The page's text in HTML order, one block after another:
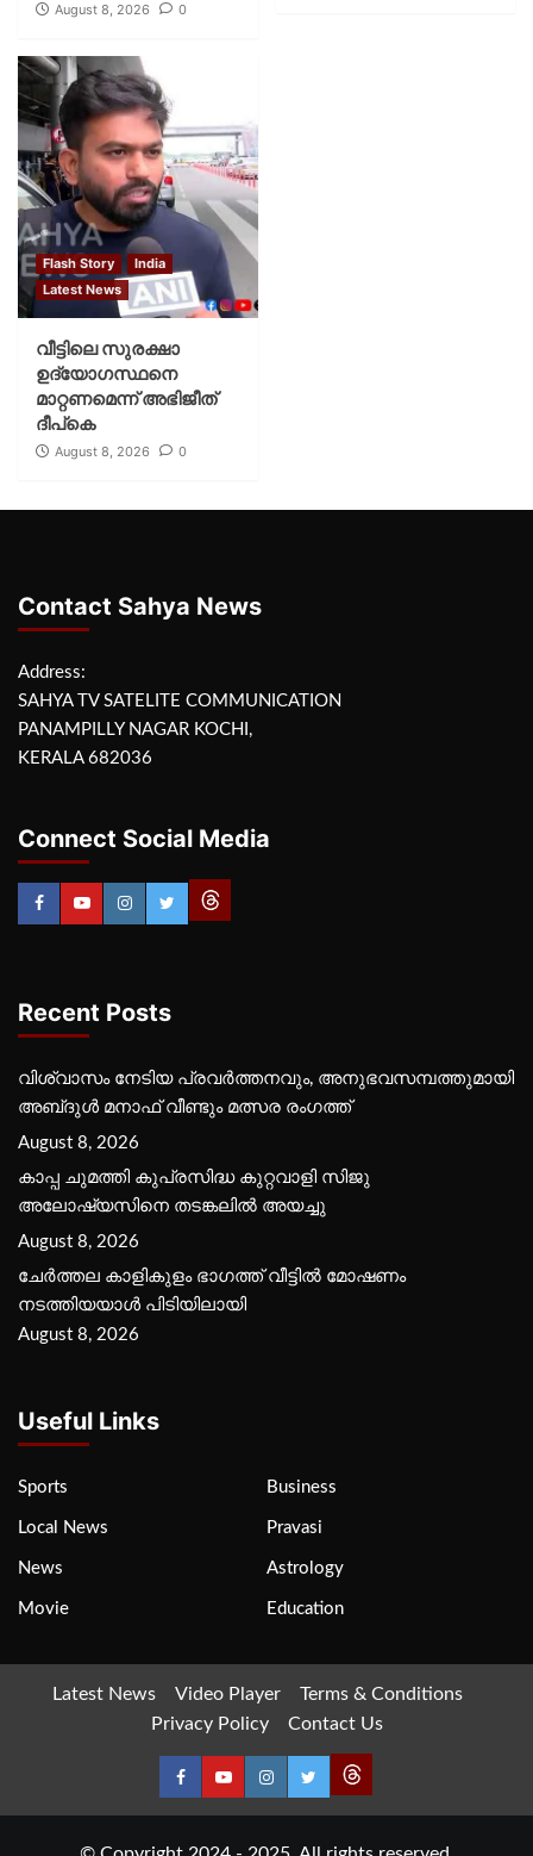
August 8, 2026 0
Flash Story
India
Latest News
വീട്ടിലെ സുരക്ഷാ
ഉദ്യോഗസ്ഥനെ
മാറ്റണമെന്ന് അഭിജീത്
ദീപ്‌കെ
August 8, 2026 0
Contact Sahya News
Address:
SAHYA TV SATELITE COMMUNICATION
PANAMPILLY NAGAR KOCHI,
KERALA 682036
Connect Social Media
Recent Posts
വിശ്വാസം നേടിയ പ്രവർത്തനവും, അനുഭവസമ്പത്തുമായി
അബ്‌ദുൾ മനാഫ് വീണ്ടും മത്സര രംഗത്ത്
August 8, 2026
കാപ്പ ചുമത്തി കുപ്രസിദ്ധ കുറ്റവാളി സിജു
അലോഷ്യസിനെ തടങ്കലിൽ അയച്ചു
August 8, 2026
ചേർത്തല കാളികുളം ഭാഗത്ത് വീട്ടിൽ മോഷണം
നടത്തിയയാൾ പിടിയിലായി
August 8, 2026
Useful Links
Sports Business
Local News Pravasi
News Astrology
Movie Education
Latest News Video Player
Terms & Conditions
Privacy Policy
Contact Us